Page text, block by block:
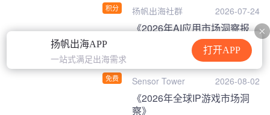
扬帆出海APP
一站式满足出海需求
打开APP
积分 扬帆出海社群 2026-07-24
免费
《2026年AI应用市场洞察报
Sensor Tower 2026-08-02
《2026年全球IP游戏市场洞
察》